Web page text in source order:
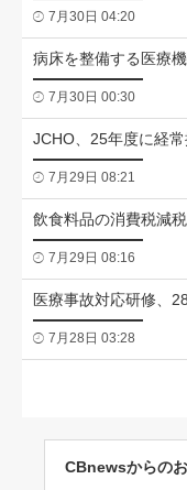
7月30日 04:20
病床を整備する医療
7月30日 00:30
JCHO、25年度に経
7月29日 08:21
飲食料品の消費税減
7月29日 08:16
医療事故対応研修、
7月28日 03:28
CBnewsからの